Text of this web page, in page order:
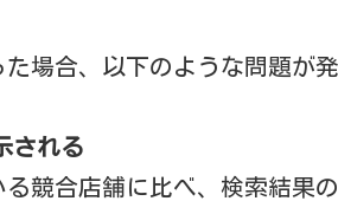
場合、以下のような問題が発
される
競合店舗に比べ、検索結果